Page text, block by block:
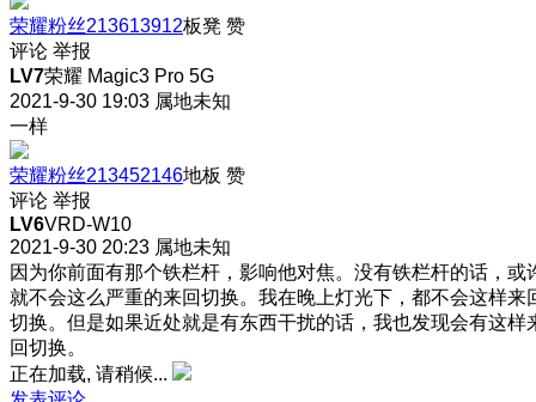
荣耀粉丝213613912板凳 赞
评论 举报
LV7荣耀 Magic3 Pro 5G
2021-9-30 19:03 属地未知
一样
荣耀粉丝213452146地板 赞
评论 举报
LV6VRD-W10
2021-9-30 20:23 属地未知
因为你前面有那个铁栏杆，影响他对焦。没有铁栏杆的话，或
就不会这么严重的来回切换。我在晚上灯光下，都不会这样来
切换。但是如果近处就是有东西干扰的话，我也发现会有这样
回切换。
正在加载, 请稍候...